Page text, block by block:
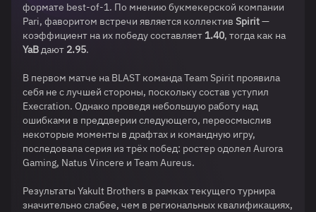
формате best-of-1. По мнению букмекерской компании
Pari, фаворитом встречи является коллектив Spirit—
коэффициент на их победу составляет 1.40, тогда как на
YaBдают 2.95.
В первом матче на BLAST команда Team Spirit проявила
себя не с лучшей стороны, поскольку состав уступил
Execration. Однако проведя небольшую работу над
ошибками в преддверии следующего, переосмыслив
некоторые моменты в драфтах и командную игру,
последовала серия из трёх побед: ростер одолел Aurora
Gaming, Natus Vincere и Team Aureus.
Результаты Yakult Brothers в рамках текущего турнира
значительно слабее, чем в региональных квалификациях,